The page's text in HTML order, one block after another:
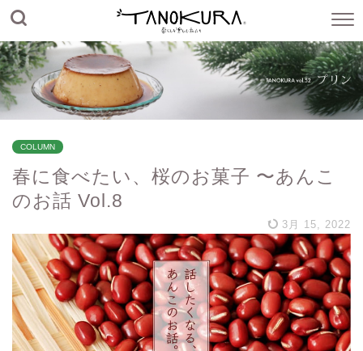
COLUMN
春に食べたい、桜のお菓子 〜あんこ
のお話 Vol.8
3月 15, 2022